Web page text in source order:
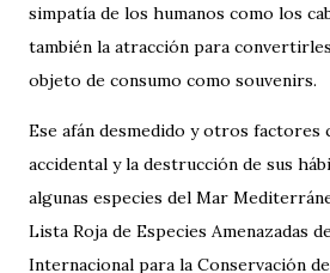
simpatía de los humanos como los
también la atracción para
objeto de consumo como souvenirs.
Ese afán desmedido y otros factores
accidental y la destrucción de sus
algunas especies del Mar
Lista Roja de Especies Amenazadas
Internacional para la Conservación